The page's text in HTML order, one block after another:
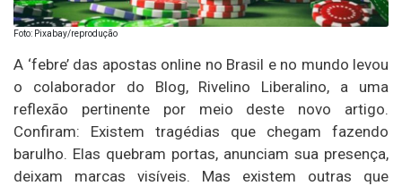
Foto: Pixabay/reprodução
A ‘febre’ das apostas online no Brasil e no mundo levou
o colaborador do Blog, Rivelino Liberalino, a uma
reflexão pertinente por meio deste novo artigo.
Confiram: Existem tragédias que chegam fazendo
barulho. Elas quebram portas, anunciam sua presença,
deixam marcas visíveis. Mas existem outras que